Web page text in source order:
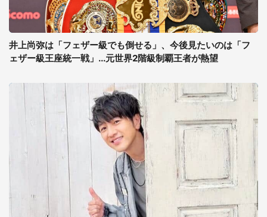
井上尚弥は「フェザー級でも倒せる」、今後見たいのは「フ
ェザー級王座統一戦」...元世界2階級制覇王者が熱望